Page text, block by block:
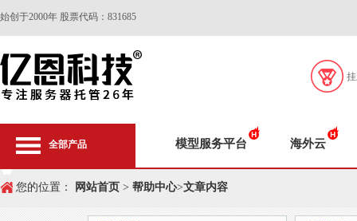
始创于2000年 股票代码：831685
全部产品 模型服务平台 海外云
您的位置： 网站首页 > 帮助中心>文章内容